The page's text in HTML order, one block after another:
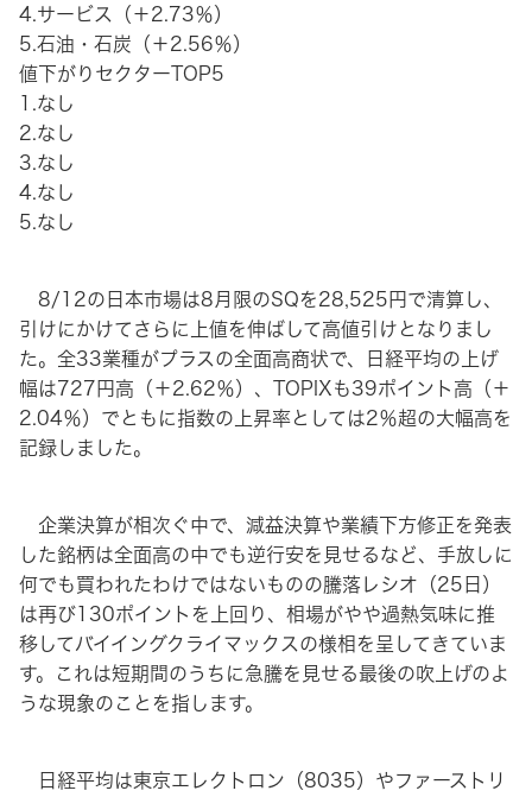
4.サービス（＋2.73％）
5.石油・石炭（＋2.56％）
値下がりセクターTOP5
1.なし
2.なし
3.なし
4.なし
5.なし
8/12の日本市場は8月限のSQを28,525円で清算し、
引けにかけてさらに上値を伸ばして高値引けとなりまし
た。全33業種がプラスの全面高商状で、日経平均の上げ
幅は727円高（＋2.62％）、TOPIXも39ポイント高（＋
2.04％）でともに指数の上昇率としては2％超の大幅高を
記録しました。
企業決算が相次ぐ中で、減益決算や業績下方修正を発表
した銘柄は全面高の中でも逆行安を見せるなど、手放しに
何でも買われたわけではないものの騰落レシオ（25日）
は再び130ポイントを上回り、相場がやや過熱気味に推
移してバイイングクライマックスの様相を呈してきていま
す。これは短期間のうちに急騰を見せる最後の吹上げのよ
うな現象のことを指します。
日経平均は東京エレクトロン（8035）やファーストリ